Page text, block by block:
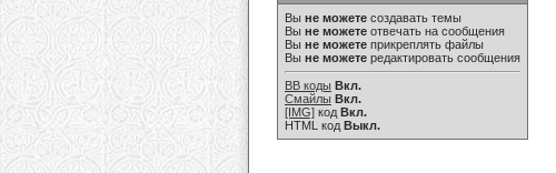
Вы не можете создавать темы
Вы не можете отвечать на сообщения
Вы не можете прикреплять файлы
Вы не можете редактировать сообщения
BB коды Вкл.
Смайлы Вкл.
[IMG] код Вкл.
HTML код Выкл.